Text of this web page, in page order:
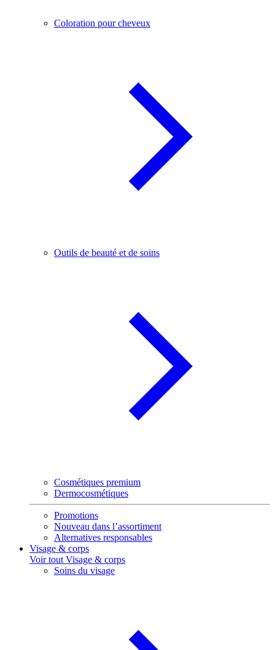
Coloration pour cheveux
Outils de beauté et de soins
Cosmétiques premium
Dermocosmétiques
Promotions
Nouveau dans l’assortiment
Alternatives responsables
Visage & corps
Voir tout Visage & corps
Soins du visage